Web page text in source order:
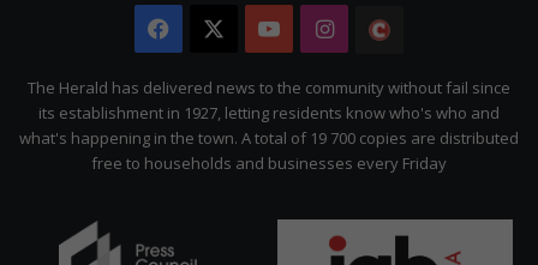
Facebook YouTubeInstagram
Citizen
The Herald has delivered news to the community without fail since
its establishment in 1927, letting residents know who's who and
what's happening in the town. A total of 19 700 copies are distributed
free to households and businesses every Friday